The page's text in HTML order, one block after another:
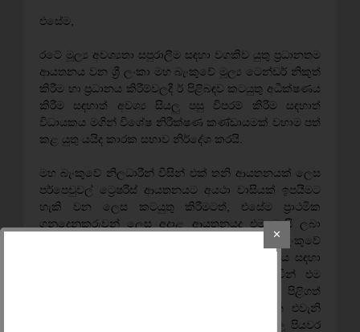
එසේම,
රටේ මූල්‍ය අවශ්‍යතා සපුරාලීම සඳහා වගකිව යුතු ප්‍රධානතම
ආයතනය වන ශ්‍රී ලංකා මහ බැංකුවේ මූල්‍ය ටෙන්ඩර් නිකුත්
කිරීම හා ප්‍රධානය කිරීම්වලදී ර් පිළිබඳව කටයුතු අධීක්ෂණය
කිරීම සඳහාත් අවශ්‍ය සියලු පසු විපරම් කිරීම සඳහාත්
විධායකය මගින් විශේෂ නිරීක්ෂණ කණ්ඩායමක් වහාම පත්
කළ යුතු යයිද කාරක සභාව නිර්දේශ කරයි.
මහ බැංකුවේ නිලධාරීන් විසින් එක් තනි ආයතනයක් ලෙස
පර්පෙචුවල් ට්‍රෙෂරීස් ආයතනයට අයථා වාසියක් ඉපයීමට
හැකි වන ලෙස කටයුතු කිරීමටත්, එසේම ප්‍රාථමික
ගනුදෙනුකරුවන් ලෙස අදාළ ආයතනයද එම වාසි ලබා
ගැනීමේ අරමුණ සහිතව ක්‍රියාත්මක වීමත් මහ බැංකුවේ
මූල්‍ය පාලනයේ විනිවිදභාවය සහ විශ්වාසනීයත්වය සඳහා
බරපතළ ලෙස අහිතකර තත්ත්වයක් වන බැවින් එම
තත්ත්වය පිළිබඳව නීතිමය බලය සහිත පිළිගත්
ආයතනයකින් පුළුල් විමර්ශනයක් කිරීමත් නැවත එවැනි
තත්ත්වයක් ඇති වීම වැළැක්වීමට ගත හැකි සියලු පියවර
✕